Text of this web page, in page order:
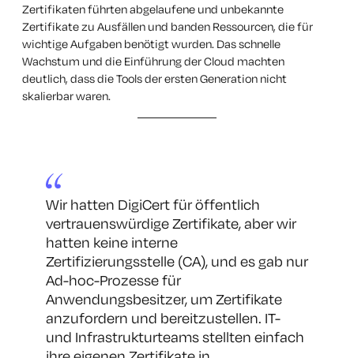
Zertifikaten führten abgelaufene und unbekannte
Zertifikate zu Ausfällen und banden Ressourcen, die für
wichtige Aufgaben benötigt wurden. Das schnelle
Wachstum und die Einführung der Cloud machten
deutlich, dass die Tools der ersten Generation nicht
skalierbar waren.
Wir hatten DigiCert für öffentlich
vertrauenswürdige Zertifikate, aber wir
hatten keine interne
Zertifizierungsstelle (CA), und es gab nur
Ad-hoc-Prozesse für
Anwendungsbesitzer, um Zertifikate
anzufordern und bereitzustellen. IT-
und Infrastrukturteams stellten einfach